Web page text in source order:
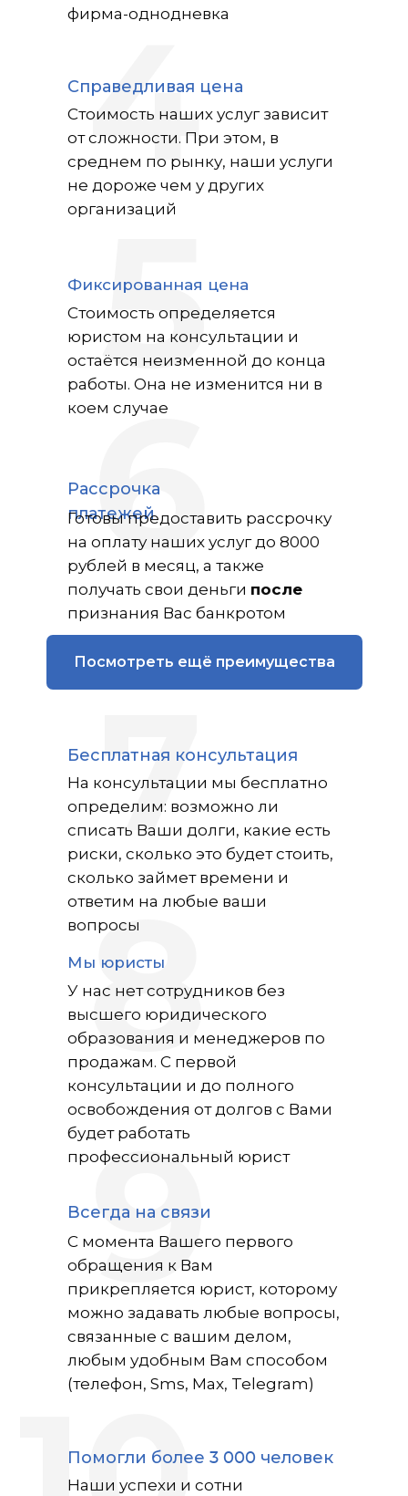
фирма-однодневка
6
5
4
Справедливая цена
Фиксированная цена
Рассрочка
платежей
Стоимость наших услуг зависит
от сложности. При этом, в
среднем по рынку, наши услуги
не дороже чем у других
организаций
Стоимость определяется
юристом на консультации и
остаётся неизменной до конца
работы. Она не изменится ни в
коем случае
Готовы предоставить рассрочку
на оплату наших услуг до 8000
рублей в месяц, а также
получать свои деньги после
признания Вас банкротом
Посмотреть ещё преимущества
9
8
7
Бесплатная консультация
Мы юристы
Всегда на связи
На консультации мы бесплатно
определим: возможно ли
списать Ваши долги, какие есть
риски, сколько это будет стоить,
сколько займет времени и
ответим на любые ваши
вопросы
У нас нет сотрудников без
высшего юридического
образования и менеджеров по
продажам. С первой
консультации и до полного
освобождения от долгов с Вами
будет работать
профессиональный юрист
С момента Вашего первого
обращения к Вам
прикрепляется юрист, которому
можно задавать любые вопросы,
связанные с вашим делом,
любым удобным Вам способом
(телефон, Sms, Max, Telegram)
Помогли более 3 000 человек
Наши успехи и сотни